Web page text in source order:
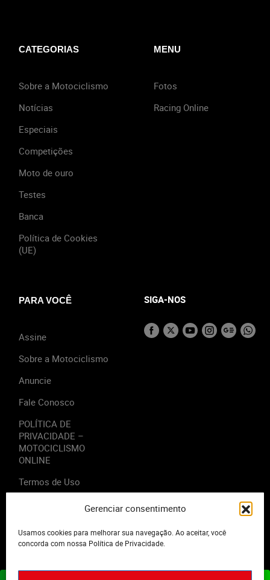
Gerenciar consentimento
Usamos cookies para melhorar sua navegação. Ao aceitar, você
concorda com nossa Política de Privacidade.
CATEGORIAS
Sobre a Motociclismo
Notícias
Especiais
Competições
Moto de ouro
Testes
Banca
Política de Cookies
(UE)
MENU
Fotos
Racing Online
PARA VOCÊ
Assine
Sobre a Motociclismo
Anuncie
Fale Conosco
POLÍTICA DE
PRIVACIDADE –
MOTOCICLISMO
ONLINE
Termos de Uso
SIGA-NOS
2023 - Editora Motor Midia. Todos os direitos reservados.